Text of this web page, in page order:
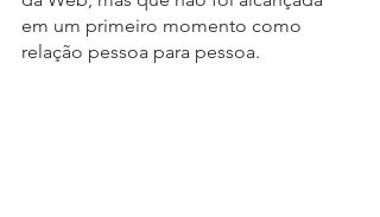
em um primeiro momento como
relação pessoa para pessoa.